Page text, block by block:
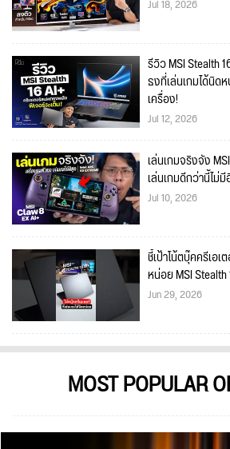
Jul 18, 2026
รีวิว MSI Stealth
ธงที่เล่นเกมได้นิด
เครื่อง!
Jul 12, 2026
เล่นเกมจริงจัง
เล่นเกมดีกว่านี้ไม่
Jul 10, 2026
ชี้เป้าโน้ตบุ๊คครีเอ
หน่อย MSI
Jun 29, 2026
MOST POPULAR